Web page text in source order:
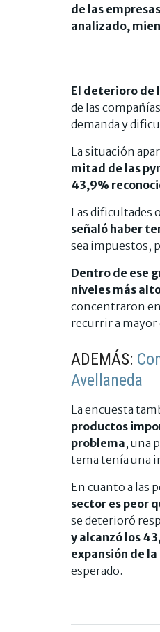
de las
analizado,
El deterioro de
de las
demanda y
La situación
mitad de las
43,9%
Las dificultades
señaló haber
sea impuestos,
Dentro de ese
niveles más
concentraron
recurrir a
ADEMÁS:
Avellaneda
La encuesta
productos
problema, una
tema tenía una
En cuanto a las
sector es peor
se deterioró
y alcanzó los
expansión de
esperado.